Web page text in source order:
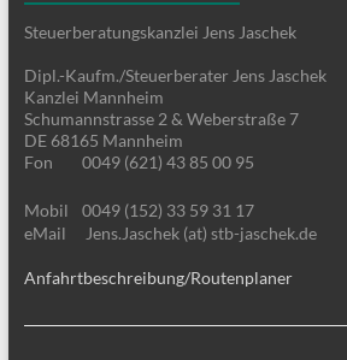
Steuerberatungskanzlei Jens Jaschek
Dipl.-Kaufm./Steuerberater Jens Jaschek
Kanzlei Mannheim
Schumannstrasse 2 & Weberstraße 7
DE 68165 Mannheim
Fon
0049 (621) 43 85 00 95
Mobil
0049 (152) 33 59 31 17
eMail
Jens.Jaschek (at) stb-jaschek.de
Anfahrtbeschreibung/Routenplaner